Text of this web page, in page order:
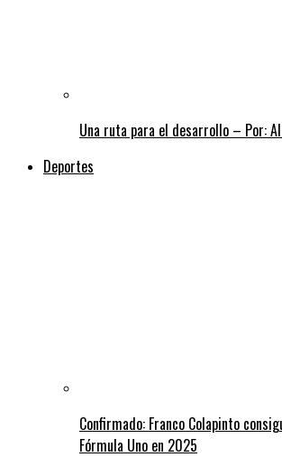
Una ruta para el desarrollo – Por:
Deportes
Confirmado: Franco Colapinto
Fórmula Uno en 2025